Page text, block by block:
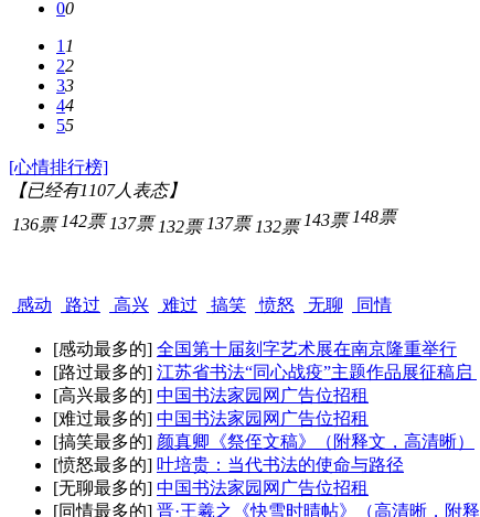
00
11
22
33
44
55
[心情排行榜]
【已经有1107人表态】
136票
感动
142票
路过
137票
高兴
132票
难过
137票
搞笑
132票
愤怒
143票
无聊
148票
同情
[感动最多的] 全国第十届刻字艺术展在南京隆重举行
[路过最多的] 江苏省书法“同心战疫”主题作品展征稿启
[高兴最多的] 中国书法家园网广告位招租
[难过最多的] 中国书法家园网广告位招租
[搞笑最多的] 颜真卿《祭侄文稿》（附释文，高清晰）
[愤怒最多的] 叶培贵：当代书法的使命与路径
[无聊最多的] 中国书法家园网广告位招租
[同情最多的] 晋·王羲之《快雪时晴帖》（高清晰，附释